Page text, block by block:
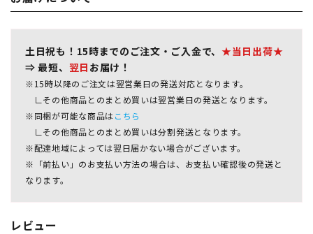
土日祝も！15時までのご注文・ご入金で、 ★当日出荷★
⇒ 最短、 翌日 お届け！
※15時以降のご注文は翌営業日の発送対応となります。
∟その他商品とのまとめ買いは翌営業日の発送となります。
※同梱が可能な商品はこちら
∟その他商品とのまとめ買いは分割発送となります。
※配達地域によっては翌日届かない場合がございます。
※「前払い」のお支払い方法の場合は、お支払い確認後の発送と
なります。
レビュー